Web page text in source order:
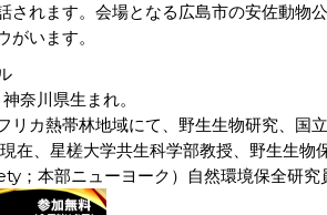
されます。会場となる広島市の安佐動物
がいます。
奈川県生まれ。
リカ熱帯林地域にて、野生生物研究、国
在、星槎大学共生科学部教授、野生生
本部ニューヨーク）自然環境保全研究